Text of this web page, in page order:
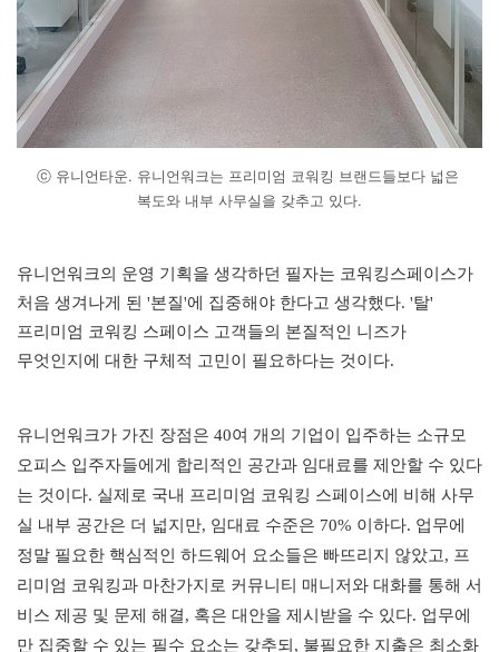
ⓒ 유니언타운. 유니언워크는 프리미엄 코워킹 브랜드들보다 넓은
복도와 내부 사무실을 갖추고 있다.
유니언워크의 운영 기획을 생각하던 필자는 코워킹스페이스가
처음 생겨나게 된 '본질'에 집중해야 한다고 생각했다. '탈'
프리미엄 코워킹 스페이스 고객들의 본질적인 니즈가
무엇인지에 대한 구체적 고민이 필요하다는 것이다.
유니언워크가 가진 장점은 40여 개의 기업이 입주하는 소규모
오피스 입주자들에게 합리적인 공간과 임대료를 제안할 수 있다
는 것이다. 실제로 국내 프리미엄 코워킹 스페이스에 비해 사무
실 내부 공간은 더 넓지만, 임대료 수준은 70% 이하다. 업무에
정말 필요한 핵심적인 하드웨어 요소들은 빠뜨리지 않았고, 프
리미엄 코워킹과 마찬가지로 커뮤니티 매니저와 대화를 통해 서
비스 제공 및 문제 해결, 혹은 대안을 제시받을 수 있다. 업무에
만 집중할 수 있는 필수 요소는 갖추되, 불필요한 지출은 최소화